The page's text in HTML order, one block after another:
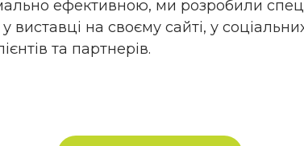
ефективною, ми розробили
на своєму сайті, у
та партнерів.